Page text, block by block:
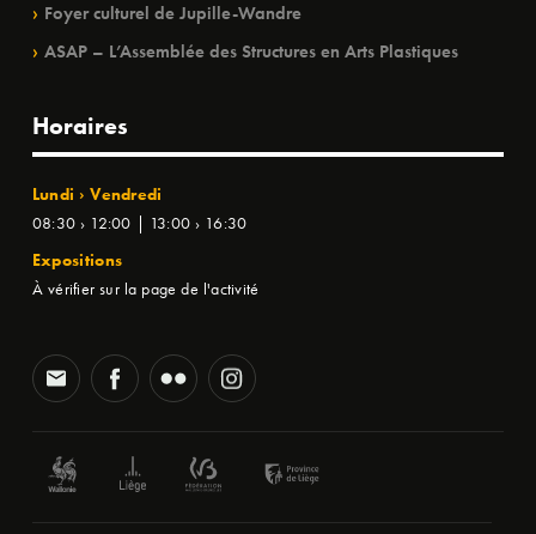
Foyer culturel de Jupille-Wandre
ASAP – L’Assemblée des Structures en Arts Plastiques
Horaires
Lundi › Vendredi
08:30 › 12:00 | 13:00 › 16:30
Expositions
À vérifier sur la page de l'activité